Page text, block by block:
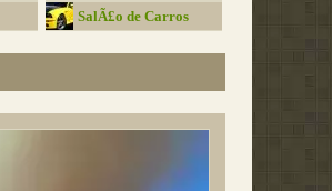
SalÃ£o de Carros